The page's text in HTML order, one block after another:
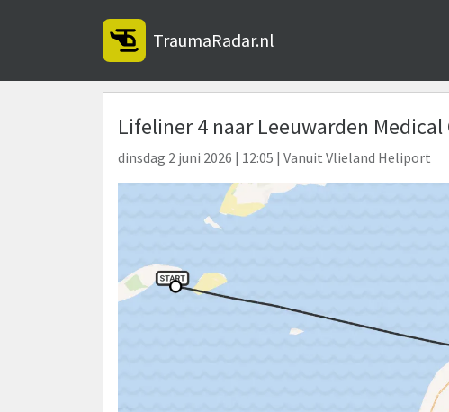
TraumaRadar.nl
Lifeliner 4 naar Leeuwarden
dinsdag 2 juni 2026 | 12:05 | Vanuit Vlieland Heliport